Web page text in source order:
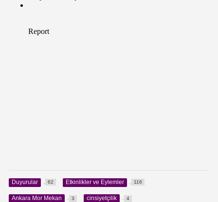
Duyurular 62 Etkinlikler ve Eylemler 116
Ankara Mor Mekan 3 cinsiyetçilik 4